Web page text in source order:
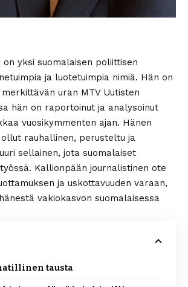
on yksi suomalaisen poliittisen
ja luotetuimpia nimiä. Hän on
uran MTV Uutisten
hän on raportoinut ja analysoinut
vuosikymmenten ajan. Hänen
rauhallinen, perusteltu ja
sellainen, jota suomalaiset
Kallionpään journalistinen ote
ja uskottavuuden varaan,
vakiokasvon suomalaisessa
tausta